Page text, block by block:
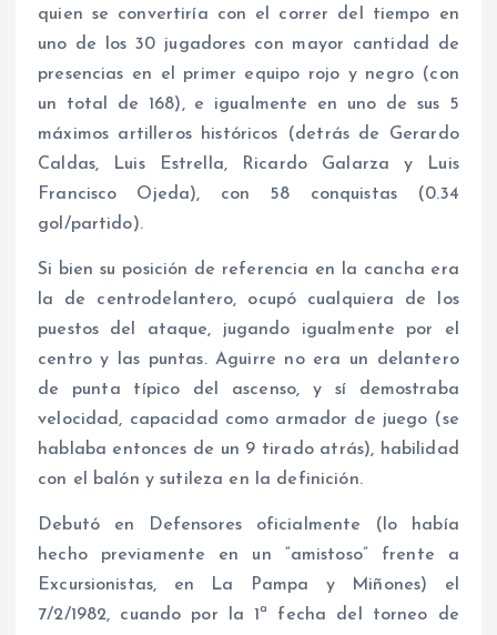
quien se convertiría con el correr del tiempo en
uno de los 30 jugadores con mayor cantidad de
presencias en el primer equipo rojo y negro (con
un total de 168), e igualmente en uno de sus 5
máximos artilleros históricos (detrás de Gerardo
Caldas, Luis Estrella, Ricardo Galarza y Luis
Francisco Ojeda), con 58 conquistas (0.34
gol/partido).
Si bien su posición de referencia en la cancha era
la de centrodelantero, ocupó cualquiera de los
puestos del ataque, jugando igualmente por el
centro y las puntas. Aguirre no era un delantero
de punta típico del ascenso, y sí demostraba
velocidad, capacidad como armador de juego (se
hablaba entonces de un 9 tirado atrás), habilidad
con el balón y sutileza en la definición.
Debutó en Defensores oficialmente (lo había
hecho previamente en un “amistoso” frente a
Excursionistas, en La Pampa y Miñones) el
7/2/1982, cuando por la 1ª fecha del torneo de